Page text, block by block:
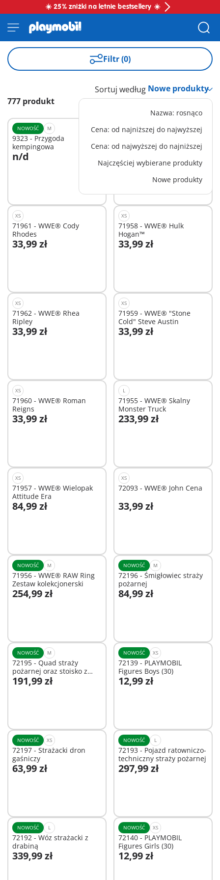
☀️ 25% zniżki na letnie bestsellery ☀️
Filtr (0)
777 produkt
Sortuj według
Nazwa: rosnąco
Cena: od najniższej do najwyższej
Cena: od najwyższej do najniższej
Najczęściej wybierane produkty
Nowe produkty
NOWOŚĆ M
9323 - Przygoda
kempingowa
n/d
XS
Dodaj do koszyka
XS
71961 - WWE® Cody
Rhodes
33,99 zł
Dodaj do koszyka
XS
71958 - WWE® Hulk
Hogan™
33,99 zł
Dodaj do koszyka
XS
71962 - WWE® Rhea
Ripley
33,99 zł
Dodaj do koszyka
XS
71959 - WWE® "Stone
Cold" Steve Austin
33,99 zł
Dodaj do koszyka
XS
71960 - WWE® Roman
Reigns
33,99 zł
Dodaj do koszyka
L
71955 - WWE® Skalny
Monster Truck
233,99 zł
Dodaj do koszyka
XS
71957 - WWE® Wielopak
Attitude Era
84,99 zł
Dodaj do koszyka
XS
72093 - WWE® John Cena
33,99 zł
Dodaj do koszyka
NOWOŚĆ M
71956 - WWE® RAW Ring
Zestaw kolekcjonerski
254,99 zł
Dodaj do koszyka
NOWOŚĆ M
72196 - Śmigłowiec straży
pożarnej
84,99 zł
Dodaj do koszyka
NOWOŚĆ M
72195 - Quad straży
pożarnej oraz stoisko z
burgerami
191,99 zł
Dodaj do koszyka
NOWOŚĆ XS
72139 - PLAYMOBIL
Figures Boys (30)
12,99 zł
Dodaj do koszyka
NOWOŚĆ XS
72197 - Strażacki dron
gaśniczy
63,99 zł
Dodaj do koszyka
NOWOŚĆ L
72193 - Pojazd ratowniczo-
techniczny straży pożarnej
297,99 zł
Dodaj do koszyka
NOWOŚĆ L
72192 - Wóz strażacki z
drabiną
339,99 zł
NOWOŚĆ XS
72140 - PLAYMOBIL
Figures Girls (30)
12,99 zł
Dodaj do koszyka